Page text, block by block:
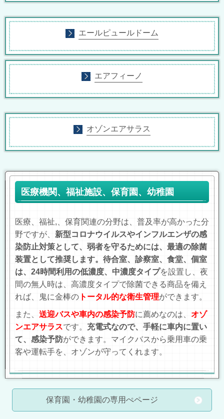
エールピュールドーム
エアフィーノ
オゾンエアサラス
医療機関、福祉施設、保育園、幼稚園
医療、福祉,、保育関連の分野は、普及率が高かった分
野ですが、 新型コロナウイルスやインフルエンザの感
染防止対策として、弱者を守るためには、最適の除菌
装置として推奨します。待合室、診察室、食堂、個室
は、24時間利用の低濃度、中濃度タイプを設置し、夜
間の無人時は、高濃度タイプで除菌できる商品を備え
れば、鬼に金棒の トータル的な衛生管理ができます。
また、 送迎バスや車内の感染予防に薦めなのは、 オゾ
ンエアサラスです。 充電式なので、手軽に車内に置い
て、感染予防ができます。マイクバスから乗用車の乗
客や運転手を、オゾンが守ってくれます。
保育園・幼稚園の専用ぺページ